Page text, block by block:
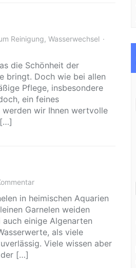
Reinigung, Wasserwechsel
die Schönheit der
bringt. Doch wie bei allen
Pflege, insbesondere
ein feines
wir Ihnen wertvolle
in heimischen Aquarien
Garnelen weiden
einige Algenarten
als viele
Viele wissen aber
der […]